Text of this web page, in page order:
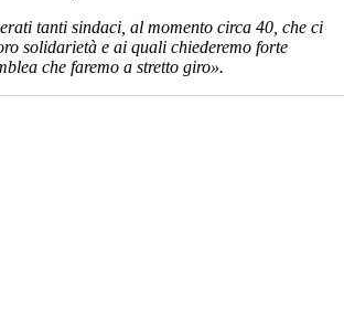
tanti sindaci, al momento circa 40, che ci
solidarietà e ai quali chiederemo forte
che faremo a stretto giro».